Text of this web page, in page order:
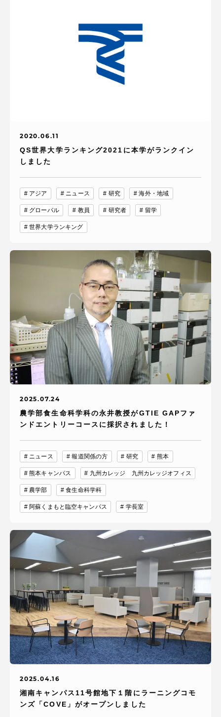
2020.06.11
QS世界大学ランキング2021に本学がランクイン
しました
アジア ニュース 研究 海外・地域
グローバル 教員 研究者 留学
世界大学ランキング
2025.07.24
農学部食生命科学科の永井教授がGTIE GAPファ
ンドエントリーコースに採択されました！
ニュース 報道関係の方 研究 熊本
熊本キャンパス 九州カレッジ 九州カレッジオフィス
農学部 食生命科学科
阿蘇くまもと臨空キャンパス 学長室
2025.04.16
湘南キャンパス11号館地下１階にラーニングコモ
ンズ「COVE」がオープンしました